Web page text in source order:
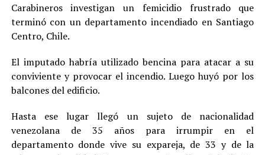
Carabineros investigan un femicidio frustrado que
terminó con un departamento incendiado en Santiago
Centro, Chile.
El imputado habría utilizado bencina para atacar a su
conviviente y provocar el incendio. Luego huyó por los
balcones del edificio.
Hasta ese lugar llegó un sujeto de nacionalidad
venezolana de 35 años para irrumpir en el
departamento donde vive su expareja, de 33 y de la